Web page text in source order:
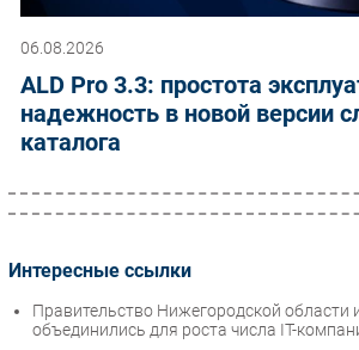
06.08.2026
ALD Pro 3.3: простота
надежность в новой версии
каталога
Интересные ссылки
Правительство Нижегородской области
объединились для роста числа IT-